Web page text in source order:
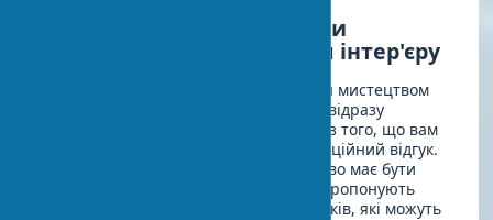
Як почати колекціонувати
предмети мистецтва для інтер'єру
Якщо ви тільки починаєте цікавитися мистецтвом
для вашого будинку, не намагайтеся відразу
створити музейну колекцію. Почніть з того, що вам
дійсно подобається, що викликає емоційний відгук.
Арт-декор для квартири не обов'язково має бути
дорогим — сьогодні багато галерей пропонують
доступні роботи початківців художників, які можуть